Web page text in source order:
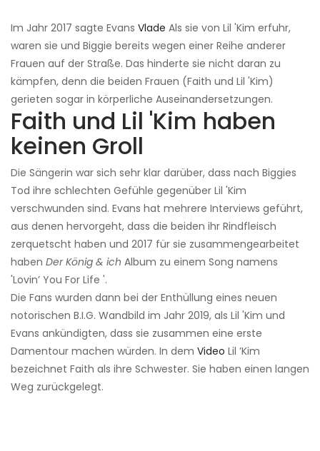
Im Jahr 2017 sagte Evans Vlade Als sie von Lil 'Kim erfuhr,
waren sie und Biggie bereits wegen einer Reihe anderer
Frauen auf der Straße. Das hinderte sie nicht daran zu
kämpfen, denn die beiden Frauen (Faith und Lil 'Kim)
gerieten sogar in körperliche Auseinandersetzungen.
Faith und Lil 'Kim haben
keinen Groll
Die Sängerin war sich sehr klar darüber, dass nach Biggies
Tod ihre schlechten Gefühle gegenüber Lil 'Kim
verschwunden sind. Evans hat mehrere Interviews geführt,
aus denen hervorgeht, dass die beiden ihr Rindfleisch
zerquetscht haben und 2017 für sie zusammengearbeitet
haben Der König & ich Album zu einem Song namens
'Lovin’ You For Life '.
Die Fans wurden dann bei der Enthüllung eines neuen
notorischen B.I.G. Wandbild im Jahr 2019, als Lil 'Kim und
Evans ankündigten, dass sie zusammen eine erste
Damentour machen würden. In dem Video Lil ’Kim
bezeichnet Faith als ihre Schwester. Sie haben einen langen
Weg zurückgelegt.